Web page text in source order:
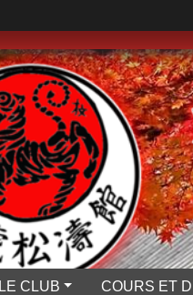
LE CLUB COURS ET